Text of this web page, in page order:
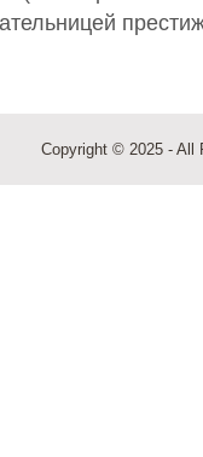
Copyright © 2025 - All